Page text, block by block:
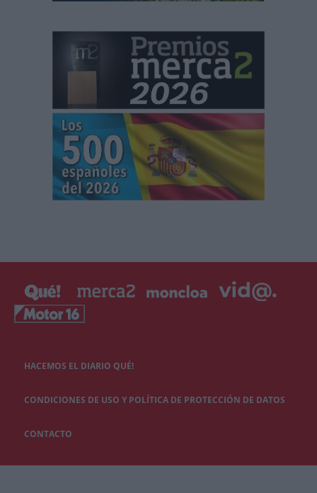
HACEMOS EL DIARIO QUÉ!
CONDICIONES DE USO Y POLÍTICA DE PROTECCIÓN DE DATOS
CONTACTO